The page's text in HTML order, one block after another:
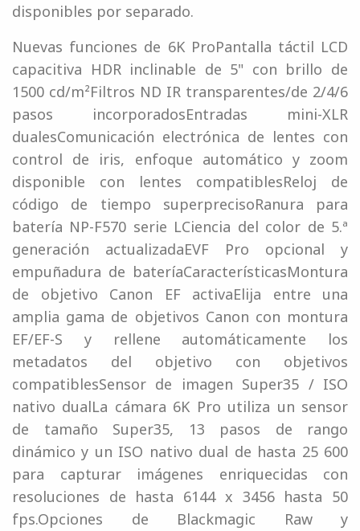
disponibles por separado.
Nuevas funciones de 6K ProPantalla táctil LCD
capacitiva HDR inclinable de 5" con brillo de
1500 cd/m²Filtros ND IR transparentes/de 2/4/6
pasos incorporadosEntradas mini-XLR
dualesComunicación electrónica de lentes con
control de iris, enfoque automático y zoom
disponible con lentes compatiblesReloj de
código de tiempo superprecisoRanura para
batería NP-F570 serie LCiencia del color de 5.ª
generación actualizadaEVF Pro opcional y
empuñadura de bateríaCaracterísticasMontura
de objetivo Canon EF activaElija entre una
amplia gama de objetivos Canon con montura
EF/EF-S y rellene automáticamente los
metadatos del objetivo con objetivos
compatiblesSensor de imagen Super35 / ISO
nativo dualLa cámara 6K Pro utiliza un sensor
de tamaño Super35, 13 pasos de rango
dinámico y un ISO nativo dual de hasta 25 600
para capturar imágenes enriquecidas con
resoluciones de hasta 6144 x 3456 hasta 50
fps.Opciones de Blackmagic Raw y